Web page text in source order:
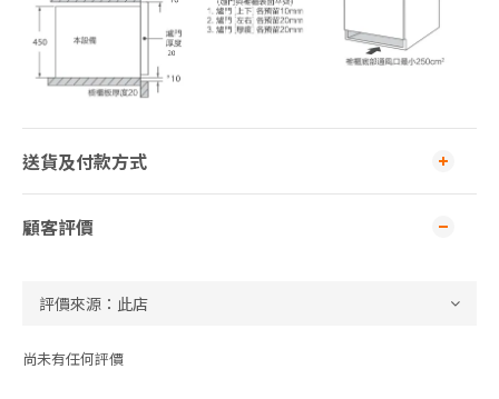
送貨及付款方式
顧客評價
尚未有任何評價